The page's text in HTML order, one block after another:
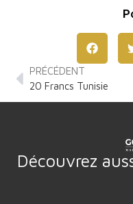
PRÉCÉDENT
20 Francs Tunisie
Découvrez